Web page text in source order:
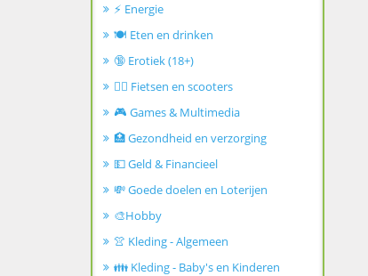
⚡ Energie
🍽️ Eten en drinken
🔞 Erotiek (18+)
🚴‍♂️ Fietsen en scooters
🎮 Games & Multimedia
🏥 Gezondheid en verzorging
💵 Geld & Financieel
💸 Goede doelen en Loterijen
🎨Hobby
👚 Kleding - Algemeen
👪 Kleding - Baby's en Kinderen